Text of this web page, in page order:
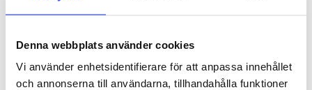
Denna webbplats använder cookies
Vi använder enhetsidentifierare för att anpassa innehållet
och annonserna till användarna, tillhandahålla funktioner
SLUT I LAGER